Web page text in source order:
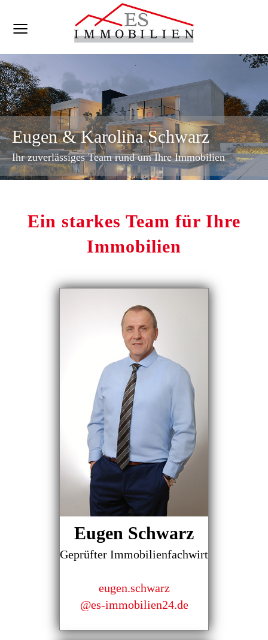
Eugen & Karolina Schwarz
Ihr zuverlässiges Team rund um Ihre Immobilien
Ein starkes Team für Ihre
Immobilien
Eugen Schwarz
Geprüfter Immobilienfachwirt
eugen.schwarz
@es-immobilien24.de